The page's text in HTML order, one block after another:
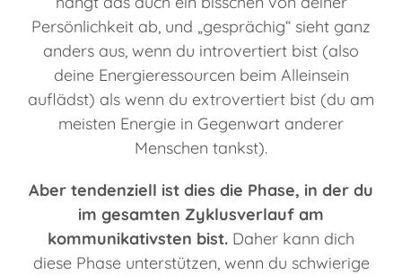
Persönlichkeit ab, und „gesprächig“ sieht ganz
anders aus, wenn du introvertiert bist (also
deine Energieressourcen beim Alleinsein
auflädst) als wenn du extrovertiert bist (du am
meisten Energie in Gegenwart anderer
Menschen tankst).
Aber tendenziell ist dies die Phase, in der du
im gesamten Zyklusverlauf am
kommunikativsten bist. Daher kann dich
diese Phase unterstützen, wenn du schwierige